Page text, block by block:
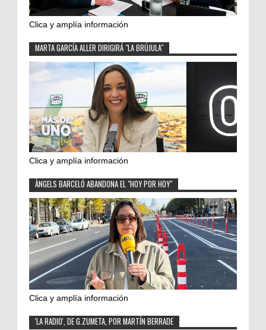
Clica y amplía información
MARTA GARCÍA ALLER DIRIGIRÁ "LA BRÚJULA"
Clica y amplía información
ÀNGELS BARCELÓ ABANDONA EL "HOY POR HOY"
Clica y amplía información
'LA RADIO', DE G.ZUMETA, POR MARTÍN BERRADE